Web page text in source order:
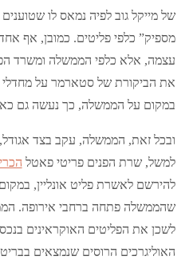
של מייקל גוב לפיה נמאס לו
מספיק” כלפי פליטים. כמובן, אף
עצמה, אלא כלפי הממשלה ומשרד
במקום על הממשלה, כך נעשה גם
ובכל זאת, הממשלה, עקב בצד
למשל, שרת הפנים פריטי פאטל
להירשם לאשרת פליט אונליין,
שהממשלה פתחה ברחבי אירופה.
לשכן את הפליטים האוקראינים
האוליגרכים הרוסים שנמצאים